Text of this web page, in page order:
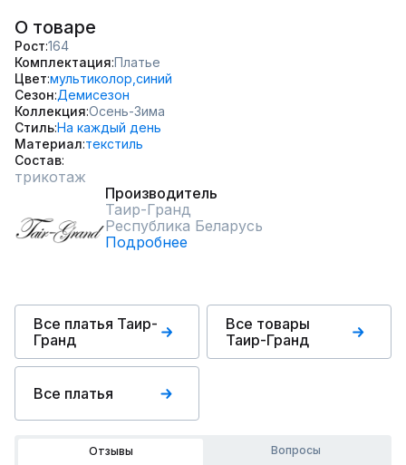
О товаре
Рост 164
Комплектация Платье
Цвет мультиколор, синий
Сезон Демисезон
Коллекция Осень-Зима
СтильНа каждый день
Материал текстиль
Состав
трикотаж
Производитель
Таир-Гранд
Республика Беларусь
Подробнее
Все платья Таир-
Гранд
Все товары
Таир-Гранд
Все платья
Отзывы Вопросы